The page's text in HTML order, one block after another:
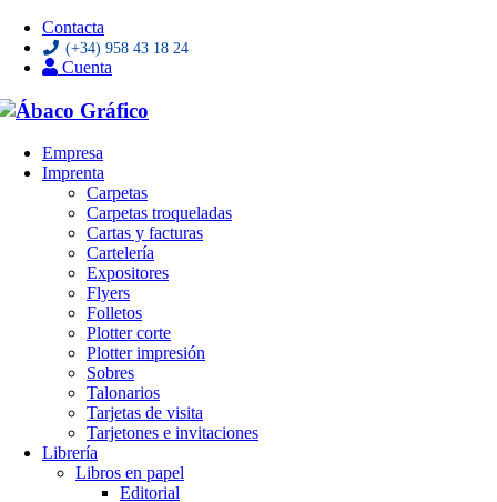
Contacta
(+34) 958 43 18 24
Cuenta
Empresa
Imprenta
Carpetas
Carpetas troqueladas
Cartas y facturas
Cartelería
Expositores
Flyers
Folletos
Plotter corte
Plotter impresión
Sobres
Talonarios
Tarjetas de visita
Tarjetones e invitaciones
Librería
Libros en papel
Editorial